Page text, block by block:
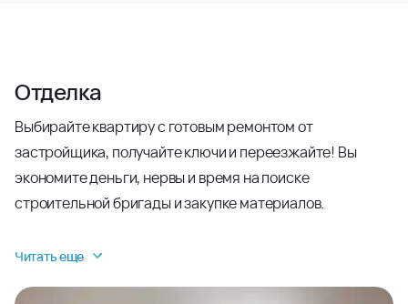
Отделка
Выбирайте квартиру с готовым ремонтом от
застройщика, получайте ключи и переезжайте! Вы
экономите деньги, нервы и время на поиске
строительной бригады и закупке материалов.
Читать еще